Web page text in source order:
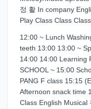
정 활 In company
Play Class Class Class
12:00 ~ Lunch
teeth 13:00 13:00 ~
14:00 14:00 Learning
SCHOOL ~ 15:00
PANG F class 15:15
Afternoon snack time
Class English Musical